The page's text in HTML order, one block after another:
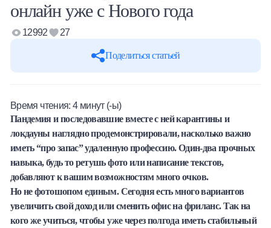
Халва
Онлайн-обменник
Премиальный сервис Prime Line
онлайн уже с Нового года
Поделиться статьей
12992 27
Время чтения:4 минут (-ы)
Пандемия и последовавшие вместе с ней карантины и
локдауны наглядно продемонстрировали, насколько важно
иметь “про запас” удаленную профессию. Один-два прочных
навыка, будь то ретушь фото или написание текстов,
добавляют к вашим возможностям много очков.
Но не фотошопом единым. Сегодня есть много вариантов
увеличить свой доход или сменить офис на фриланс. Так на
кого же учиться, чтобы уже через полгода иметь стабильный